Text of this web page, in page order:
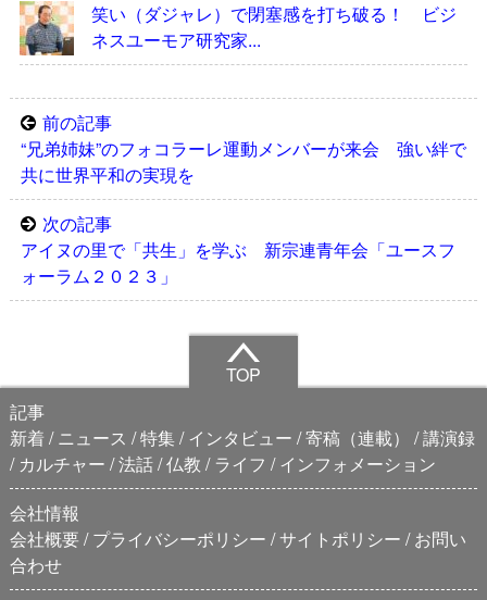
笑い（ダジャレ）で閉塞感を打ち破る！ ビジ
ネスユーモア研究家...
前の記事
“兄弟姉妹”のフォコラーレ運動メンバーが来会 強い絆で
共に世界平和の実現を
次の記事
アイヌの里で「共生」を学ぶ 新宗連青年会「ユースフ
ォーラム２０２３」
TOP
記事
新着
ニュース 特集 インタビュー 寄稿（連載）
講演録
カルチャー 法話 仏教 ライフ
インフォメーション
会社情報
会社概要 プライバシーポリシー サイトポリシー
お問い
合わせ